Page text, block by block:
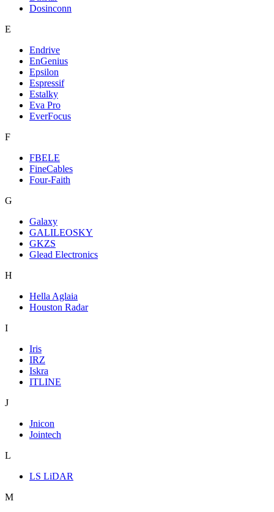
Dosinconn
E
Endrive
EnGenius
Epsilon
Espressif
Estalky
Eva Pro
EverFocus
F
FBELE
FineCables
Four-Faith
G
Galaxy
GALILEOSKY
GKZS
Glead Electronics
H
Hella Aglaia
Houston Radar
I
Iris
IRZ
Iskra
ITLINE
J
Jnicon
Jointech
L
LS LiDAR
M